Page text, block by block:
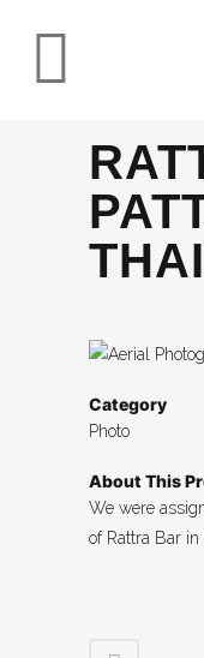
Category
Photo
About This
We were
of Rattra Bar in